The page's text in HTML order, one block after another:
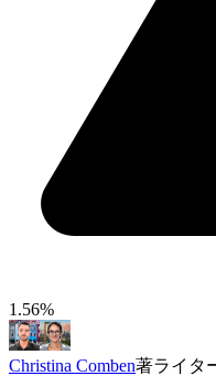
1.56%
Christina Comben著ライタ